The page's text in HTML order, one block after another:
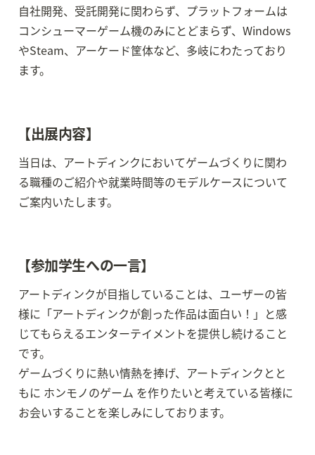
自社開発、受託開発に関わらず、プラットフォームは
コンシューマーゲーム機のみにとどまらず、Windows
やSteam、アーケード筐体など、多岐にわたっており
ます。
【出展内容】
当日は、アートディンクにおいてゲームづくりに関わ
る職種のご紹介や就業時間等のモデルケースについて
ご案内いたします。
【参加学生への一言】
アートディンクが目指していることは、ユーザーの皆
様に「アートディンクが創った作品は面白い！」と感
じてもらえるエンターテイメントを提供し続けること
です。
ゲームづくりに熱い情熱を捧げ、アートディンクとと
もに ホンモノのゲーム を作りたいと考えている皆様に
お会いすることを楽しみにしております。